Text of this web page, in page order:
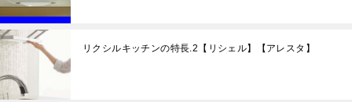
リクシルキッチンの特長.2【リシェル】【アレスタ】